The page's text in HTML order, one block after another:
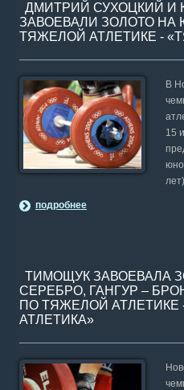
ДМИТРИЙ СУХОЦКИЙ И
ЗАВОЕВАЛИ ЗОЛОТО
ТЯЖЕЛОЙ АТЛЕТИКЕ -
В
15
лет)
подробнее
ТИМОЩУК ЗАВОЕВАЛА
СЕРЕБРО, ГАНГУР –
ПО ТЯЖЕЛОЙ АТЛЕТИКЕ
АТЛЕТИКА»